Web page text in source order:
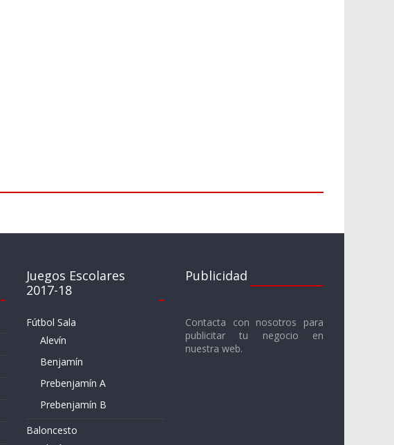
Juegos Escolares
2017-18
Fútbol Sala
Alevín
Benjamín
Prebenjamín A
Prebenjamín B
Baloncesto
Publicidad
Contacta con nosotros para
publicitar tu negocio en
nuestra web.